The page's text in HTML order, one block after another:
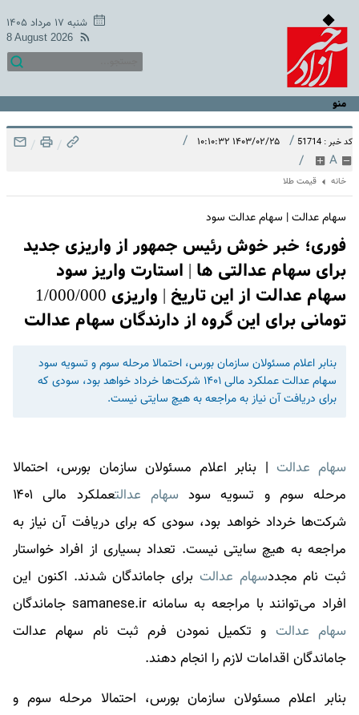
شنبه ۱۷ مرداد ۱۴۰۵
8 August 2026
منو
کد خبر : 51714 / ۱۴۰۳/۰۲/۲۵ ۱۰:۱۰:۳۲ /
A
/
/
/
خانه قیمت طلا
سهام عدالت | سهام عدالت سود
فوری؛ خبر خوش رئیس جمهور از واریزی جدید
برای سهام عدالتی ها | استارت واریز سود
سهام عدالت از این تاریخ | واریزی 1/000/000
تومانی برای این گروه از دارندگان سهام عدالت
بنابر اعلام مسئولان سازمان بورس، احتمالا مرحله سوم و تسویه سود
سهام عدالت عملکرد مالی ۱۴۰۱ شرکت‌ها خرداد خواهد بود، سودی که
برای دریافت آن نیاز به مراجعه به هیچ سایتی نیست.
سهام عدالت | بنابر اعلام مسئولان سازمان بورس، احتمالا
مرحله سوم و تسویه سود سهام عدالت
عملکرد مالی ۱۴۰۱
شرکت‌ها خرداد خواهد بود، سودی که برای دریافت آن نیاز به
مراجعه به هیچ سایتی نیست. تعداد بسیاری از افراد خواستار
ثبت نام مجددسهام عدالت برای جاماندگان شدند. اکنون این
افراد می‌توانند با مراجعه به سامانه samanese.ir جاماندگان
سهام عدالت و تکمیل نمودن فرم ثبت نام سهام عدالت
جاماندگان اقدامات لازم را انجام دهند.
بنابر اعلام مسئولان سازمان بورس، احتمالا مرحله سوم و